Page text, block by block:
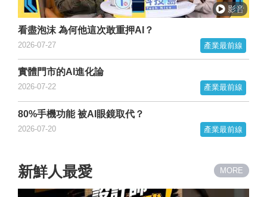
看盡泡沫 為何他這次敢重押AI？
2026-07-27 產業最前線
實體門市的AI進化論
2026-07-22 產業最前線
80%手機功能 被AI眼鏡取代？
2026-07-20 產業最前線
新鮮人最愛 MORE